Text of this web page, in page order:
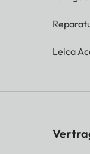
Leica